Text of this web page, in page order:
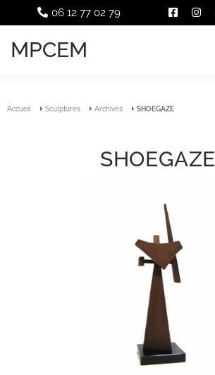
06 12 77 02 79
MPCEM
Accueil Sculptures Archives SHOEGAZE
SHOEGAZE